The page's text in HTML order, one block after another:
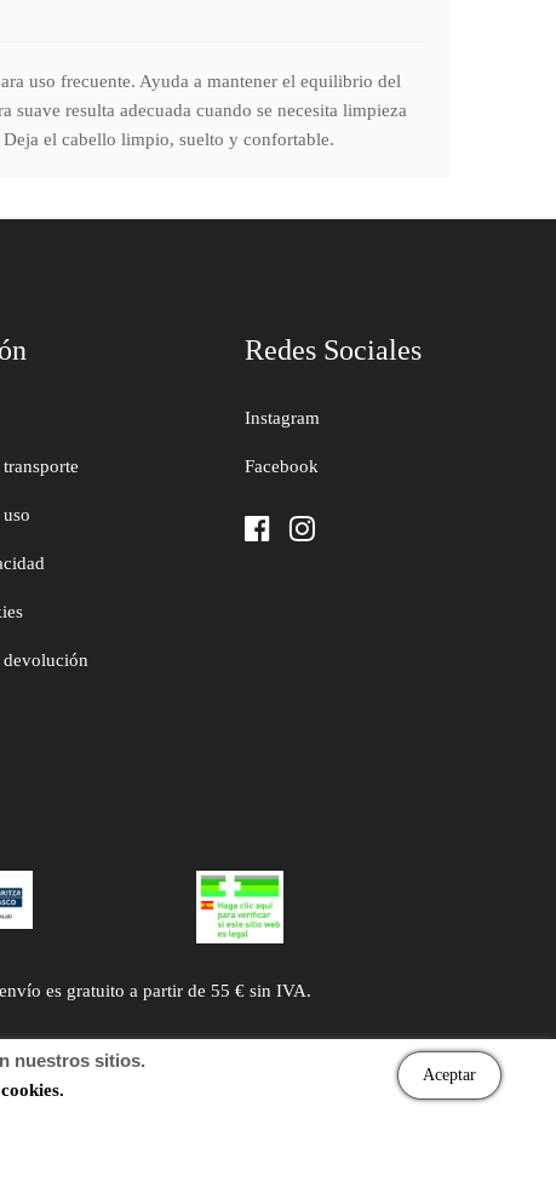
uso frecuente. Ayuda a mantener el equilibrio del
resulta adecuada cuando se necesita limpieza
Deja el cabello limpio, suelto y confortable.
devolución
Redes Sociales
Instagram
Facebook
es gratuito a partir de 55 € sin IVA.
nuestros sitios.
Aceptar